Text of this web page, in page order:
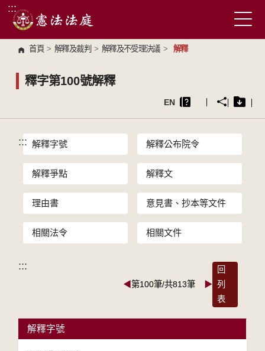
跳到主要內容區塊
:::
首頁 > 解釋及裁判 > 解釋及不受理決議 > 解釋
釋字第100號解釋
EN
::: 解釋字號 解釋公布院令
解釋爭點 解釋文
理由書 意見書、抄本等文件
相關法令 相關文件
:::
◀第100筆/共813筆 ▶
回
列
表
解釋字號